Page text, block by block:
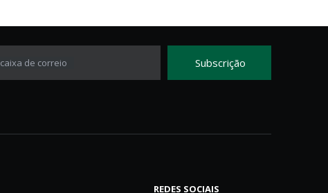
caixa de correio Subscrição
REDES SOCIAIS